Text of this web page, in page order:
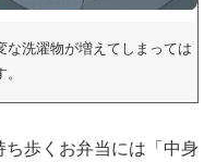
な洗濯物が増えてしまっては
歩くお弁当には「中身